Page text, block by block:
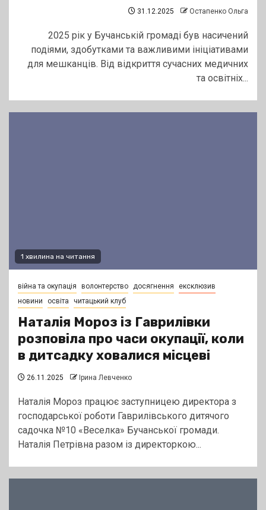
31.12.2025 Остапенко Ольга
2025 рік у Бучанській громаді був насичений
подіями, здобутками та важливими ініціативами
для мешканців. Від відкриття сучасних медичних
та освітніх...
1 хвилина на читання
війна та окупація волонтерство досягнення
ексклюзив
новини
освіта читацький клуб
Наталія Мороз із Гаврилівки
розповіла про часи окупації, коли
в дитсадку ховалися місцеві
26.11.2025 Ірина Левченко
Наталія Мороз працює заступницею директора з
господарської роботи Гаврилівського дитячого
садочка №10 «Веселка» Бучанської громади.
Наталія Петрівна разом із директоркою...